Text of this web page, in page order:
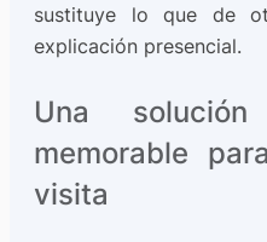
sustituye lo que de
explicación presencial.
Una
memorable
visita